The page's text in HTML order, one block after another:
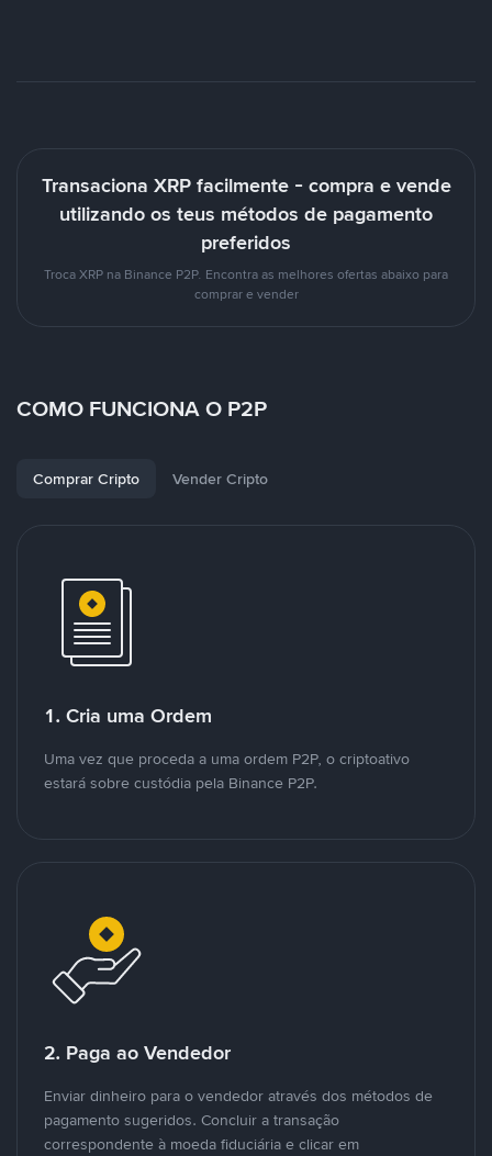
Transaciona XRP facilmente - compra e vende
utilizando os teus métodos de pagamento
preferidos
Troca XRP na Binance P2P. Encontra as melhores ofertas abaixo para
comprar e vender
COMO FUNCIONA O P2P
Comprar Cripto Vender Cripto
1. Cria uma Ordem
Uma vez que proceda a uma ordem P2P, o criptoativo
estará sobre custódia pela Binance P2P.
2. Paga ao Vendedor
Enviar dinheiro para o vendedor através dos métodos de
pagamento sugeridos. Concluir a transação
correspondente à moeda fiduciária e clicar em